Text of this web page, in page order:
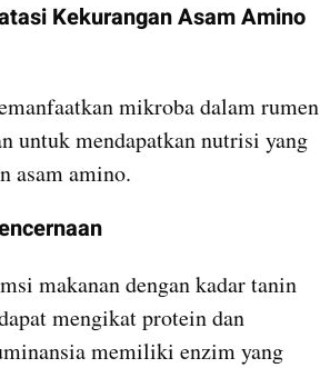
Kekurangan Asam Amino
mikroba dalam rumen
untuk mendapatkan nutrisi yang
asam amino.
makanan dengan kadar tanin
mengikat protein dan
memiliki enzim yang